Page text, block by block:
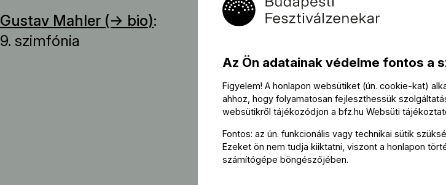
Gustav Mahler (→ bio):
9. szimfónia
Az Ön adatainak védelme fontos a
Figyelem! A honlapon websütiket (ún. cookie-kat)
ahhoz, hogy folyamatosan fejleszthessük
websütikről tájékozódjon a bfz.hu Websüti
Fontos: az ún. funkcionális vagy technikai sütik
Ezeket ön nem tudja kiiktatni, viszont a honlapon
számítógépe böngészőjében.